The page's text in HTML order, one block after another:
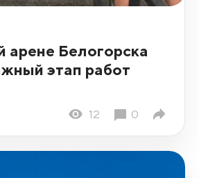
арене Белогорска
этап работ
12 0